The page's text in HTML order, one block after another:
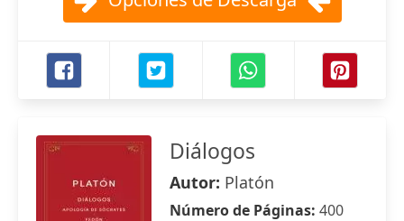
Diálogos
Autor: Platón
Número de Páginas: 400